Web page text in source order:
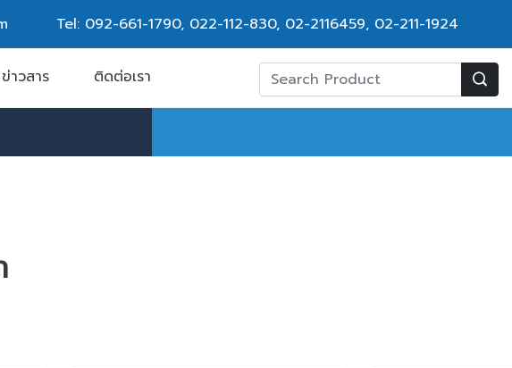
Tel: 092-661-1790, 022-112-830, 02-2116459, 02-211-1924
ข่าวสาร ติดต่อเรา